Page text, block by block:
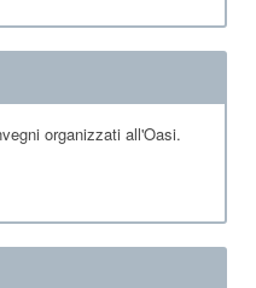
organizzati all'Oasi.